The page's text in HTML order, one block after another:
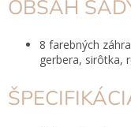
OBSAH
8 farebných
gerbera, sirôtka,